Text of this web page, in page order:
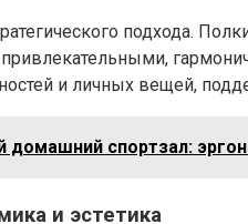
подхода.
и личных вещей,
домашний спортзал:
и эстетика